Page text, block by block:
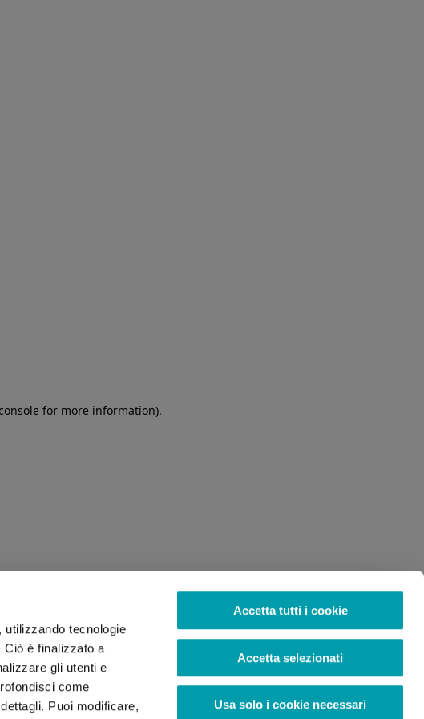
utilizzando tecnologie
è finalizzato a
gli utenti e
come
Puoi modificare,
Accetta tutti i cookie
Accetta selezionati
Usa solo i cookie necessari
for more information).